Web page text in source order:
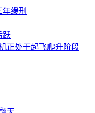
缓刑
跃
正处于起飞爬升阶段